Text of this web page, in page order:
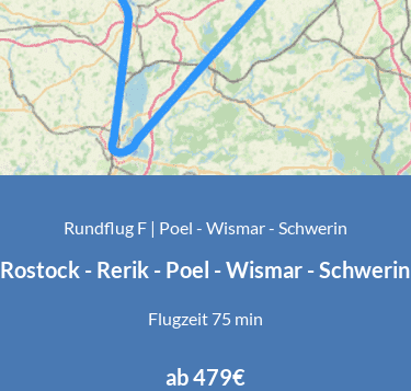
Rundflug F | Poel - Wismar - Schwerin
Rostock - Rerik - Poel - Wismar - Schwerin
Flugzeit 75 min
ab 479€